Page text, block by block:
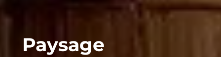
Paysage